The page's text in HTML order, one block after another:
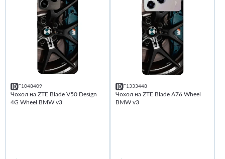
F1048409
Чохол на ZTE Blade V50 Design
4G Wheel BMW v3
F1333448
Чохол на ZTE Blade A76 Wheel
BMW v3